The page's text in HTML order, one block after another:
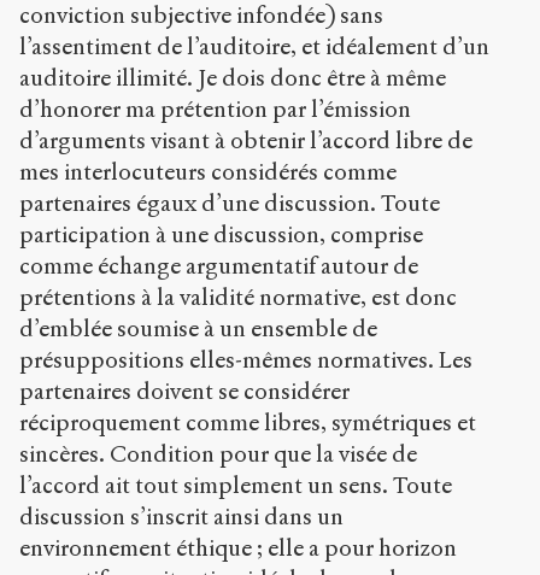
conviction subjective infondée) sans
l’assentiment de l’auditoire, et idéalement d’un
auditoire illimité. Je dois donc être à même
d’honorer ma prétention par l’émission
d’arguments visant à obtenir l’accord libre de
mes interlocuteurs considérés comme
partenaires égaux d’une discussion. Toute
participation à une discussion, comprise
comme échange argumentatif autour de
prétentions à la validité normative, est donc
d’emblée soumise à un ensemble de
présuppositions elles-mêmes normatives. Les
partenaires doivent se considérer
réciproquement comme libres, symétriques et
sincères. Condition pour que la visée de
l’accord ait tout simplement un sens. Toute
discussion s’inscrit ainsi dans un
environnement éthique ; elle a pour horizon